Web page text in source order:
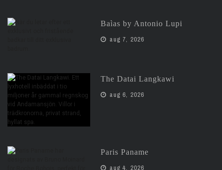
Baìas by Antonio Lupi
aug 7, 2026
The Datai Langkawi
aug 6, 2026
Paris Paname
aug 4, 2026